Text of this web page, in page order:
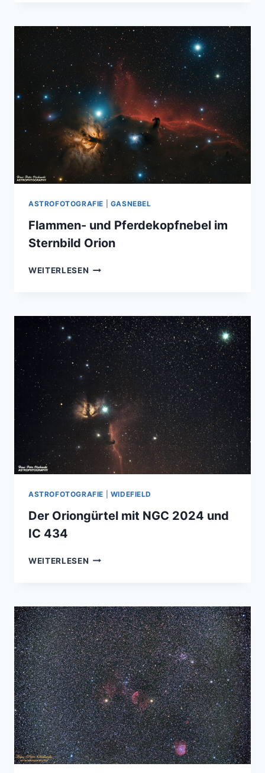
ZENTRUM
DES
ORION-
STERNBILDS
ASTROFOTOGRAFIE GASNEBEL
Flammen- und Pferdekopfnebel im
Sternbild Orion
WEITERLESEN FLAMMEN-
STERNBILD
ORION
ASTROFOTOGRAFIE WIDEFIELD
Der Oriongürtel mit NGC 2024 und
IC 434
WEITERLESEN DER
2024
UND
IC
434